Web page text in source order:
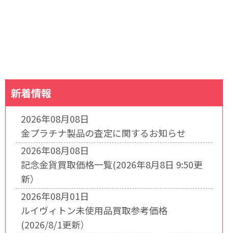
新着情報
2026年08月08日
金プラチナ製品の査定に関するお知らせ
2026年08月08日
記念金貨買取価格一覧(2026年8月8日 9:50更
新）
2026年08月01日
ルイヴィトン未使用品買取参考価格
(2026/8/1更新）